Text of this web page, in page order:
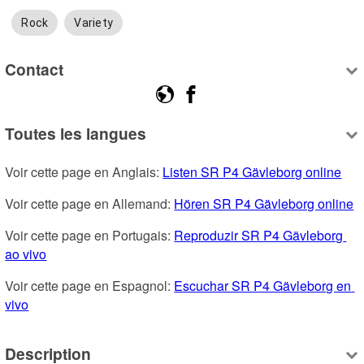
Rock Variety
Contact
Toutes les langues
Voir cette page en Anglais: Listen SR P4 Gävleborg online
Voir cette page en Allemand: Hören SR P4 Gävleborg online
Voir cette page en Portugais: Reproduzir SR P4 Gävleborg
ao vivo
Voir cette page en Espagnol: Escuchar SR P4 Gävleborg en
vivo
Description